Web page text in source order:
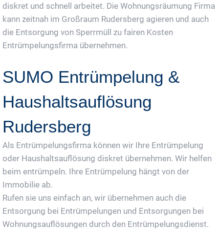
diskret und schnell arbeitet. Die Wohnungsräumung Firma
kann zeitnah im Großraum Rudersberg agieren und auch
die Entsorgung von Sperrmüll zu fairen Kosten
Entrümpelungsfirma übernehmen.
SUMO Entrümpelung &
Haushaltsauflösung
Rudersberg
Als Entrümpelungsfirma können wir Ihre Entrümpelung
oder Haushaltsauflösung diskret übernehmen. Wir helfen
beim entrümpeln. Ihre Entrümpelung hängt von der
Immobilie ab.
Rufen sie uns einfach an, wir übernehmen auch die
Entsorgung bei Entrümpelungen und Entsorgungen bei
Wohnungsauflösungen durch den Entrümpelungsdienst.